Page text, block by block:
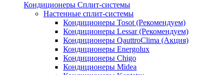
Кондиционеры Сплит-системы
Настенные сплит-системы
Кондиционеры Tosot (Рекомендуем)
Кондиционеры Lessar (Рекомендуем)
Кондиционеры QauttroClima (Акция)
Кондиционеры Energolux
Кондиционеры Chigo
Кондиционеры Midea